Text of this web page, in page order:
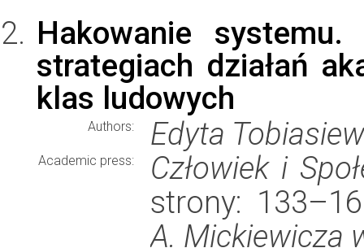
Hakowanie
strategiach działań
klas ludowych
Authors: Edyta
Academic press:
Człowiek i
strony:
A. Mickiewicza